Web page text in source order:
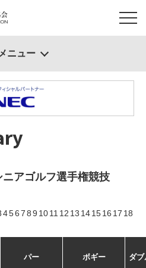
アゴルフ選手権競技
456789 1011 12 13 141516 17 18
パー ボギー ダ
ニュー